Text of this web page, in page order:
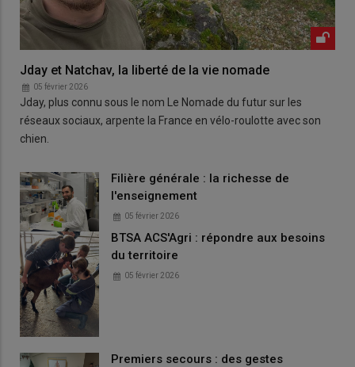
Jday et Natchav, la liberté de la vie nomade
05 février 2026
Jday, plus connu sous le nom Le Nomade du futur sur les
réseaux sociaux, arpente la France en vélo-roulotte avec son
chien.
Filière générale : la richesse de
l'enseignement
05 février 2026
BTSA ACS'Agri : répondre aux besoins
du territoire
05 février 2026
Premiers secours : des gestes